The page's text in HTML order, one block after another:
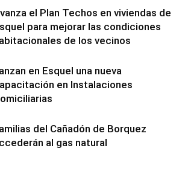
el Plan Techos en viviendas de
para mejorar las condiciones
de los vecinos
en Esquel una nueva
en Instalaciones
del Cañadón de Borquez
al gas natural